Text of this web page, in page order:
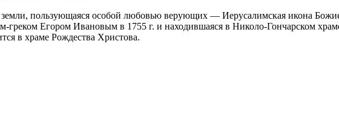
пользующаяся особой любовью верующих — Иерусали­мская икона
греком Егором Ивановым в 1755 г. и находившаяся в Николо-Гончарском
в храме Рождества Христова.